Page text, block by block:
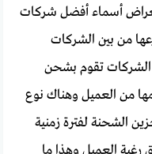
أسماء أفضل شركات
من بين الشركات
تقوم بشحن
من العميل وهناك نوع
الشحنة لفترة زمنية
رغبة العميل وهذا ما